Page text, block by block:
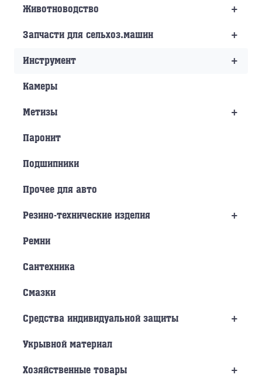
+
Животноводство
+
Запчасти для сельхоз.машин
+
Инструмент
Камеры
+
Метизы
Паронит
Подшипники
Прочее для авто
+
Резино-технические изделия
Ремни
Сантехника
Смазки
+
Средства индивидуальной защиты
Укрывной материал
+
Хозяйственные товары